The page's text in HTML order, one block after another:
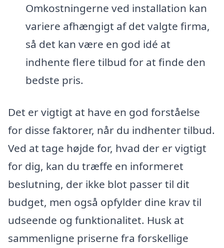
Omkostningerne ved installation kan
variere afhængigt af det valgte firma,
så det kan være en god idé at
indhente flere tilbud for at finde den
bedste pris.
Det er vigtigt at have en god forståelse
for disse faktorer, når du indhenter tilbud.
Ved at tage højde for, hvad der er vigtigt
for dig, kan du træffe en informeret
beslutning, der ikke blot passer til dit
budget, men også opfylder dine krav til
udseende og funktionalitet. Husk at
sammenligne priserne fra forskellige